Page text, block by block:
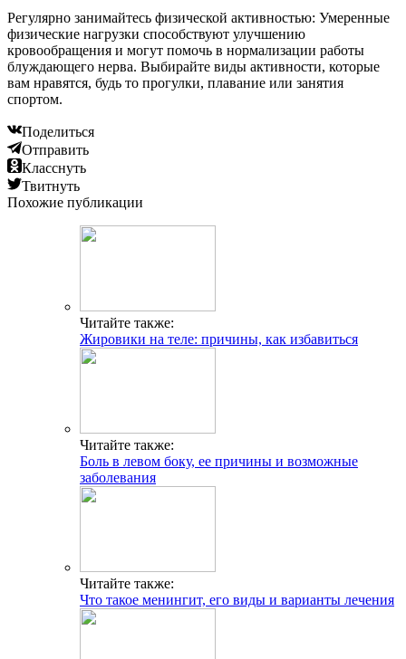
Регулярно занимайтесь физической активностью: Умеренные
физические нагрузки способствуют улучшению
кровообращения и могут помочь в нормализации работы
блуждающего нерва. Выбирайте виды активности, которые
вам нравятся, будь то прогулки, плавание или занятия
спортом.
Поделиться
Отправить
Класснуть
Твитнуть
Похожие публикации
Читайте также:
Жировики на теле: причины, как избавиться
Читайте также:
Боль в левом боку, ее причины и возможные
заболевания
Читайте также:
Что такое менингит, его виды и варианты лечения